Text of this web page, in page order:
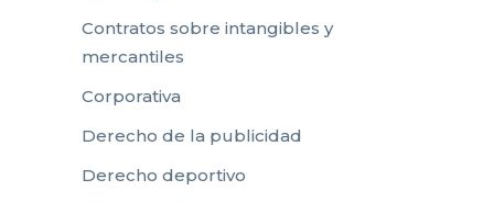
Contratos sobre intangibles y
mercantiles
Corporativa
Derecho de la publicidad
Derecho deportivo